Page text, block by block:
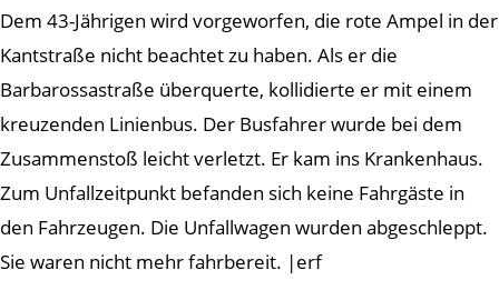
Dem 43-Jährigen wird vorgeworfen, die rote Ampel in der
Kantstraße nicht beachtet zu haben. Als er die
Barbarossastraße überquerte, kollidierte er mit einem
kreuzenden Linienbus. Der Busfahrer wurde bei dem
Zusammenstoß leicht verletzt. Er kam ins Krankenhaus.
Zum Unfallzeitpunkt befanden sich keine Fahrgäste in
den Fahrzeugen. Die Unfallwagen wurden abgeschleppt.
Sie waren nicht mehr fahrbereit. |erf